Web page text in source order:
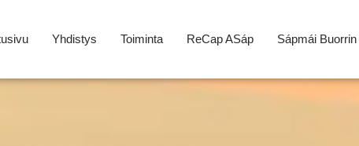
Yhdistys Toiminta ReCap ASáp Sápmái Buorrin